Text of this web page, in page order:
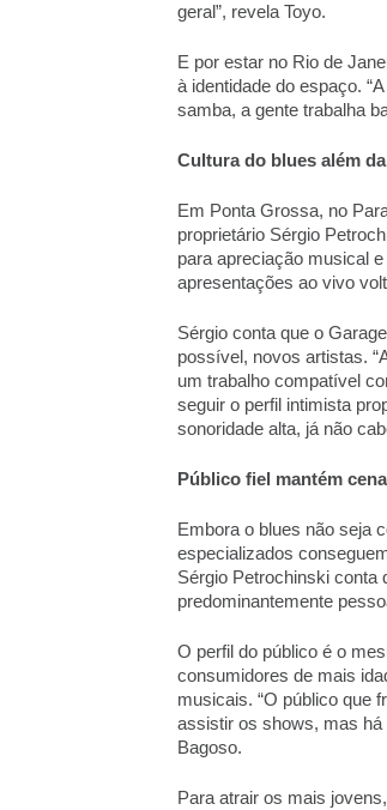
geral”, revela Toyo.
E por estar no Rio de
à identidade do espaço.
samba, a gente trabalha
Cultura do blues além
Em Ponta Grossa, no
proprietário Sérgio
para apreciação musical
apresentações ao vivo
Sérgio conta que o
possível, novos artistas.
um trabalho compatível
seguir o perfil intimista
sonoridade alta, já não
Público fiel mantém
Embora o blues não seja
especializados
Sérgio Petrochinski conta
predominantemente
O perfil do público é o
consumidores de mais
musicais. “O público que
assistir os shows, mas há
Bagoso.
Para atrair os mais